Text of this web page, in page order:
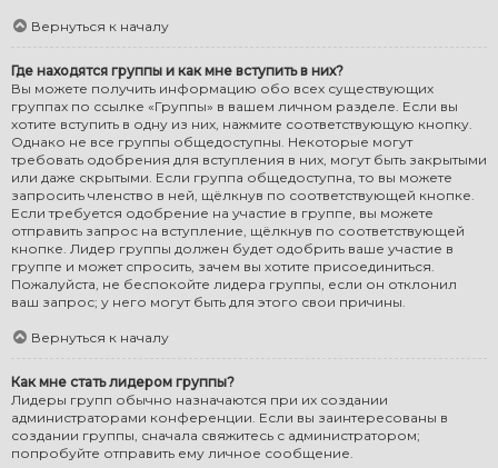
Вернуться к началу
Где находятся группы и как мне вступить в них?
Вы можете получить информацию обо всех существующих
группах по ссылке «Группы» в вашем личном разделе. Если вы
хотите вступить в одну из них, нажмите соответствующую кнопку.
Однако не все группы общедоступны. Некоторые могут
требовать одобрения для вступления в них, могут быть закрытыми
или даже скрытыми. Если группа общедоступна, то вы можете
запросить членство в ней, щёлкнув по соответствующей кнопке.
Если требуется одобрение на участие в группе, вы можете
отправить запрос на вступление, щёлкнув по соответствующей
кнопке. Лидер группы должен будет одобрить ваше участие в
группе и может спросить, зачем вы хотите присоединиться.
Пожалуйста, не беспокойте лидера группы, если он отклонил
ваш запрос; у него могут быть для этого свои причины.
Вернуться к началу
Как мне стать лидером группы?
Лидеры групп обычно назначаются при их создании
администраторами конференции. Если вы заинтересованы в
создании группы, сначала свяжитесь с администратором;
попробуйте отправить ему личное сообщение.